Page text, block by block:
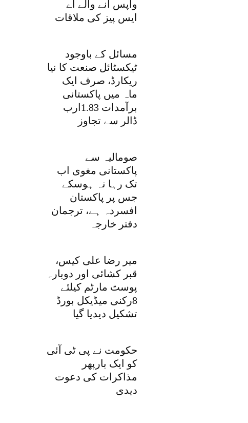
واپس آنے والے اے
ایس پیز کی ملاقات
مسائل کے باوجود
ٹیکسٹائل صنعت کا نیا
ریکارڈ، صرف ایک
ماہ میں پاکستانی
برآمدات 1.83ارب
ڈالر سے تجاوز
صومالیہ سے
پاکستانی مغوی اب
تک رہا نہ ہوسکے
جس پر پاکستان
افسردہ ہے، ترجمان
دفتر خارجہ
میر رضا علی کیس،
قبر کشائی اور دوبارہ
پوسٹ مارٹم کیلئے
8رکنی میڈیکل بورڈ
تشکیل دیدیا گیا
حکومت نے پی ٹی آئی
کو ایک بارپھر
مذاکرات کی دعوت
دیدی